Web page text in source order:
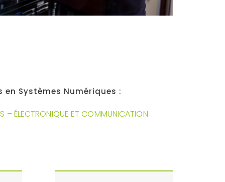
Systèmes Numériques :
– ÉLECTRONIQUE ET COMMUNICATION